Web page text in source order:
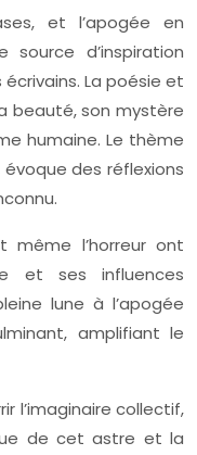
et l’apogée en
d’inspiration
La poésie et
beauté, son mystère
humaine. Le thème
des réflexions
même l’horreur ont
et ses influences
lune à l’apogée
amplifiant le
l’imaginaire collectif,
de cet astre et la